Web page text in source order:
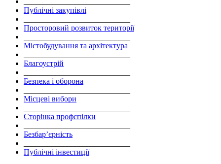
Публічні закупівлі
Просторовий розвиток території
Містобудування та архітектура
Благоустрій
Безпека і оборона
Місцеві вибори
Сторінка профспілки
Безбар’єрність
Публічні інвестиції